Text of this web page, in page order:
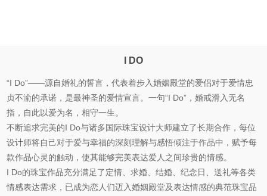
I DO
“I Do”——源自婚礼的誓言，代表着步入婚姻殿堂的爱侣对于爱情忠
贞不渝的承诺，是最神圣的爱情宣言。一句“I Do”，婚戒滑入无名
指，自此以爱为名，相守一生。
不断追求完美的I Do与诸多国际珠宝设计大师建立了长期合作，每位
设计师将自己对于爱与幸福的深刻理解与感悟倾注于作品中，赋予每
款作品心灵的触动，使其能够完美表达爱人之间珍贵的情感。
I Do的珠宝作品充分满足了定情、求婚、结婚、纪念日、送礼等各类
情感表达需求，已成为恋人们迈入婚姻殿堂及表达情感的典范珠宝品